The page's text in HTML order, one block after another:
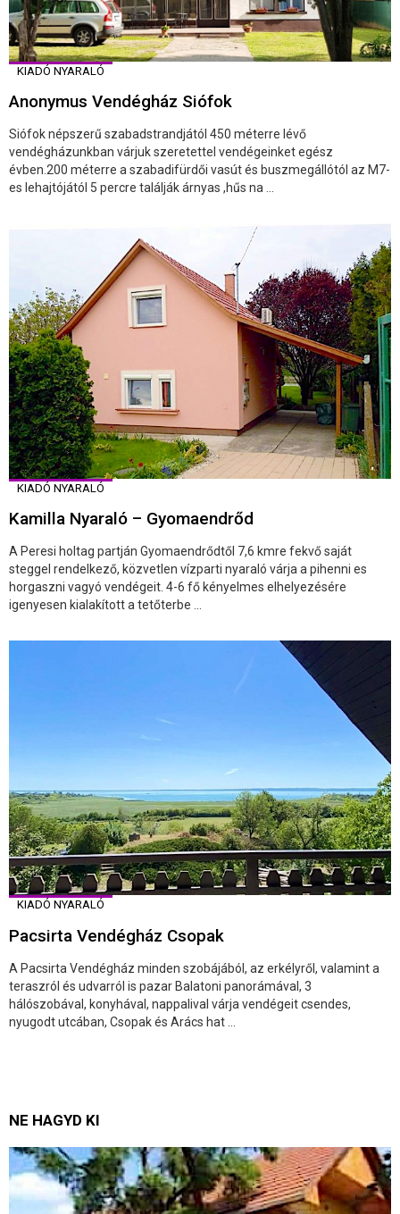
KIADÓ NYARALÓ
Anonymus Vendégház Siófok
Siófok népszerű szabadstrandjától 450 méterre lévő
vendégházunkban várjuk szeretettel vendégeinket egész
évben.200 méterre a szabadifürdői vasút és buszmegállótól az M7-
es lehajtójától 5 percre találják árnyas ,hűs na ...
KIADÓ NYARALÓ
Kamilla Nyaraló – Gyomaendrőd
A Peresi holtag partján Gyomaendrődtől 7,6 kmre fekvő saját
steggel rendelkező, közvetlen vízparti nyaraló várja a pihenni es
horgaszni vagyó vendégeit. 4-6 fő kényelmes elhelyezésére
igenyesen kialakított a tetőterbe ...
KIADÓ NYARALÓ
Pacsirta Vendégház Csopak
A Pacsirta Vendégház minden szobájából, az erkélyről, valamint a
teraszról és udvarról is pazar Balatoni panorámával, 3
hálószobával, konyhával, nappalival várja vendégeit csendes,
nyugodt utcában, Csopak és Arács hat ...
NE HAGYD KI